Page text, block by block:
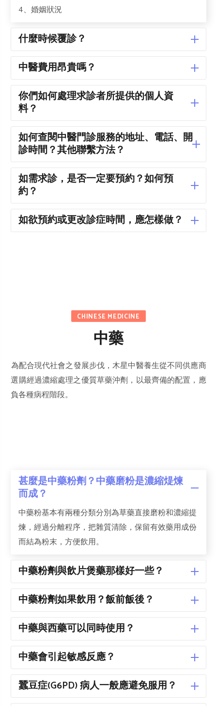
4、婚姻狀況
什麼時候覆診？
中醫費用昂貴嗎？
你們如何處理求診者所提供的個人資
料？
如何查閱中醫門診服務的地址、電話、開
診時間？其他聯繫方法？
如需求診，是否一定要預約？如何預
約？
如欲預約或更改診症時間，應怎樣做？
CHINESE MEDICINE
中藥
​為配合現代社會之發展步伐，木星中醫養生從不同供應商
選購經過濃縮處理之優質草藥沖劑，以最齊備的配置，應
負各種病程階段。
甚麼是中藥粉劑？中藥磨粉是濃縮煶煉
而成？
中藥粉基本有兩種分類分別為草藥直接磨粉和濃縮提
煉，經過分離程序，把雜質清除，保留有效藥用成份
而結為粉末，方便飲用。
中藥粉劑與飲片煲藥那樣好一些？
中藥粉劑如果飲用？飯前飯後？
中藥與西藥可以同時使用？
中藥會引起敏感反應？
蠶豆症(G6PD) 病人一般應避免服用？